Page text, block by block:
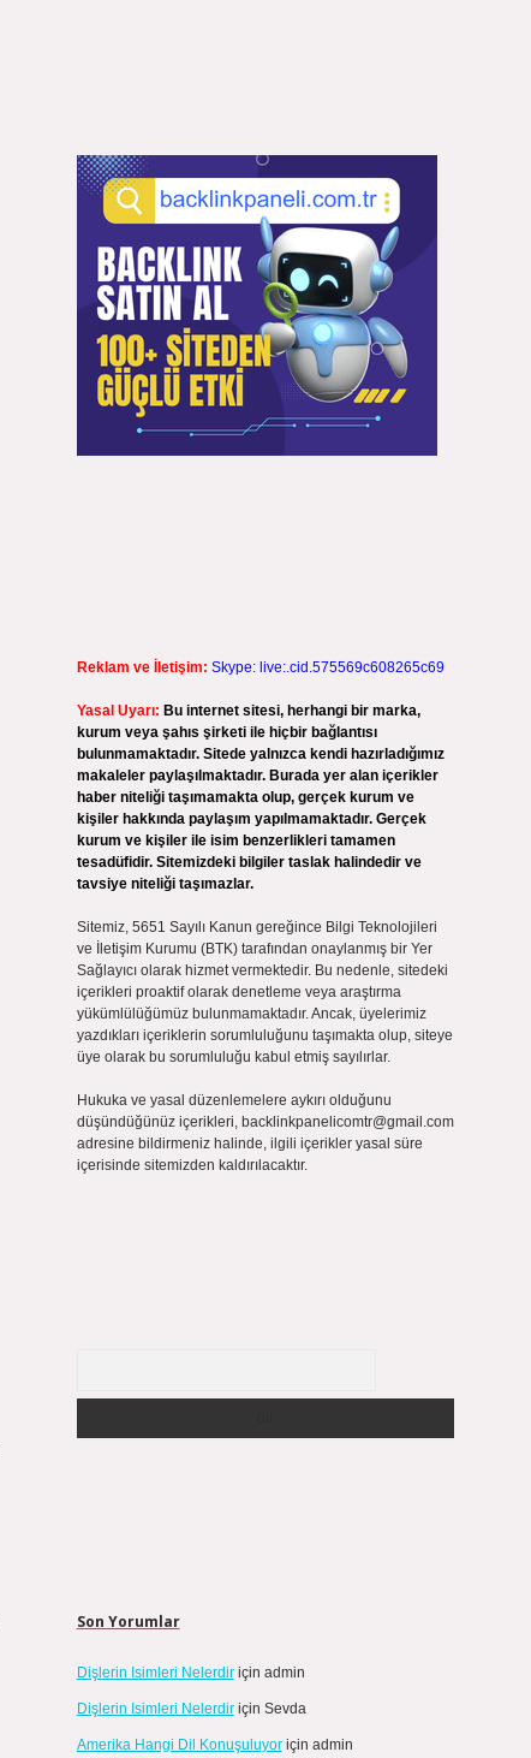
Reklam ve İletişim: Skype: live:.cid.575569c608265c69
Yasal Uyarı: Bu internet sitesi, herhangi bir marka,
kurum veya şahıs şirketi ile hiçbir bağlantısı
bulunmamaktadır. Sitede yalnızca kendi hazırladığımız
makaleler paylaşılmaktadır. Burada yer alan içerikler
haber niteliği taşımamakta olup, gerçek kurum ve
kişiler hakkında paylaşım yapılmamaktadır. Gerçek
kurum ve kişiler ile isim benzerlikleri tamamen
tesadüfidir. Sitemizdeki bilgiler taslak halindedir ve
tavsiye niteliği taşımazlar.
Sitemiz, 5651 Sayılı Kanun gereğince Bilgi Teknolojileri
ve İletişim Kurumu (BTK) tarafından onaylanmış bir Yer
Sağlayıcı olarak hizmet vermektedir. Bu nedenle, sitedeki
içerikleri proaktif olarak denetleme veya araştırma
yükümlülüğümüz bulunmamaktadır. Ancak, üyelerimiz
yazdıkları içeriklerin sorumluluğunu taşımakta olup, siteye
üye olarak bu sorumluluğu kabul etmiş sayılırlar.
Hukuka ve yasal düzenlemelere aykırı olduğunu
düşündüğünüz içerikleri, backlinkpanelicomtr@gmail.com
adresine bildirmeniz halinde, ilgili içerikler yasal süre
içerisinde sitemizden kaldırılacaktır.
Son Yorumlar
Dişlerin Isimleri Nelerdiriçin admin
Dişlerin Isimleri Nelerdiriçin Sevda
Amerika Hangi Dil Konuşuluyoriçin admin